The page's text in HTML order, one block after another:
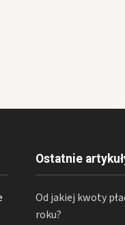
Ostatnie
Od jakiej kwoty
roku?